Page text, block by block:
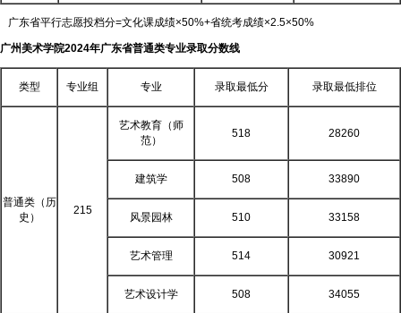
广东省平行志愿投档分=文化课成绩×50%+省统考成绩×2.5×50%
广州美术学院2024年广东省普通类专业录取分数线
类型 专业组 专业 录取最低分 录取最低排位
普通类（历
史）
215
艺术教育（师
范）
518 28260
建筑学 508 33890
风景园林 510 33158
艺术管理 514 30921
艺术设计学 508 34055